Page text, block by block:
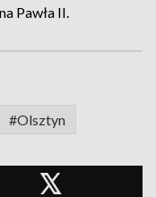
Pawła II.
#Olsztyn